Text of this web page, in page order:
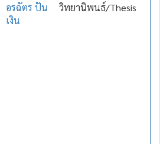
อรฉัตร ปัน
เงิน
วิทยานิพนธ์/Thesis